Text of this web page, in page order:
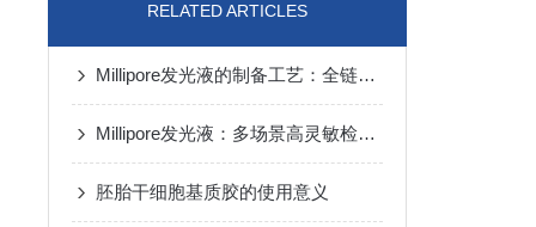
RELATED ARTICLES
Millipore发光液的制备工艺：全链路质控保障检测性能稳定
Millipore发光液：多场景高灵敏检测的核心试剂支撑
胚胎干细胞基质胶的使用意义